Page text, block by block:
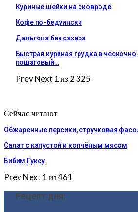
Куриные шейки на сковроде
Кофе по-бедуински
Дальгона без сахара
Быстрая куриная грудка в
пошаговый…
PrevNext 1 из 2 325
Сейчас читают
Обжаренные персики, стручковая
Салат с капустой и копчёным мясом
Бибим Гуксу
PrevNext 1 из 461
Рецепт дня: